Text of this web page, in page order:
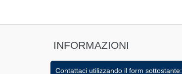
INFORMAZIONI
Contattaci utilizzando il form sottostante: